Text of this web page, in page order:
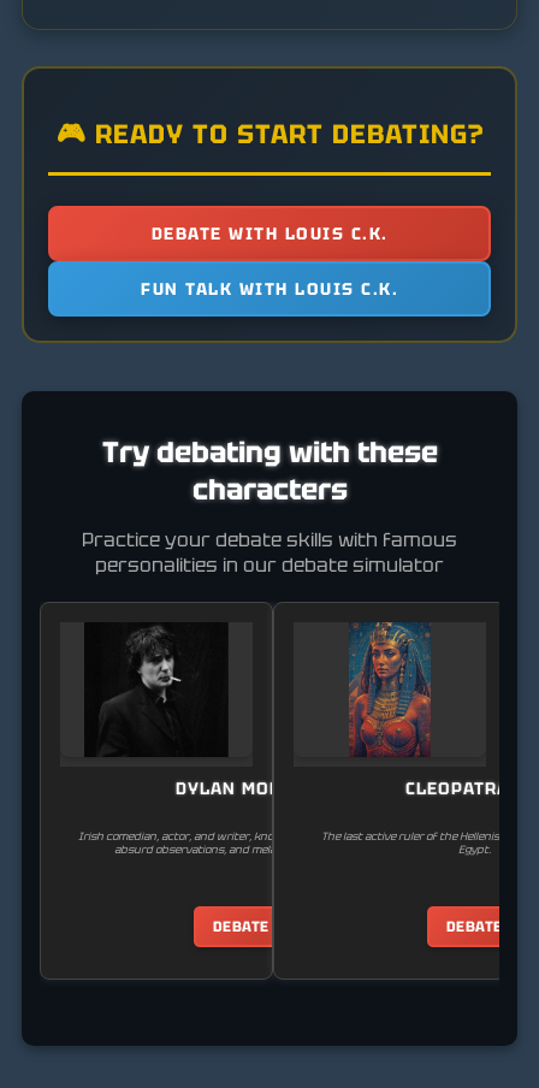
🎮 READY TO START DEBATING?
DEBATE WITH LOUIS C.K.
FUN TALK WITH LOUIS C.K.
Try debating with these
characters
Practice your debate skills with famous
personalities in our debate simulator
DYLAN MORAN
Irish comedian, actor, and writer, known for his cynical humor,
absurd observations, and melancholic personas.
DEBATE
CLEOPATRA
The last active ruler of the Hellenistic
Egypt.
DEBATE